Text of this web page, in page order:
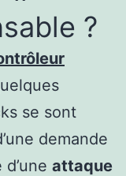
?
se sont
demande
attaque